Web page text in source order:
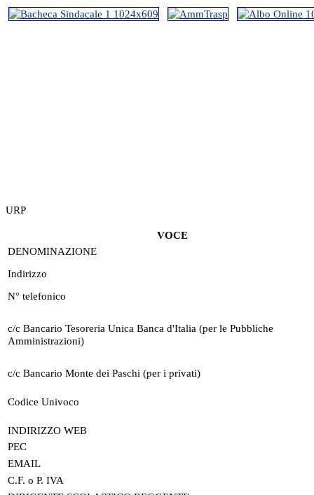
URP
VOCE
DENOMINAZIONE
Indirizzo
N° telefonico
c/c Bancario Tesoreria Unica Banca d'Italia (per le Pubbliche
Amministrazioni)
c/c Bancario Monte dei Paschi (per i privati)
Codice Univoco
INDIRIZZO WEB
PEC
EMAIL
C.F. o P. IVA